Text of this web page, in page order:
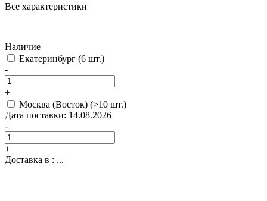
Все характеристики
Наличие
Екатеринбург (6 шт.)
-
+
Москва (Восток) (>10 шт.)
Дата поставки: 14.08.2026
-
+
Доставка в : ...